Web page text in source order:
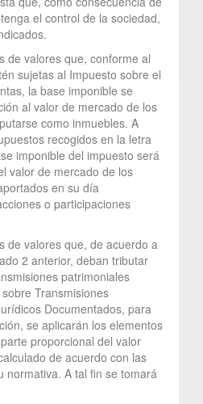
el control de la sociedad,
de valores que, conforme al
sujetas al Impuesto sobre el
la base imponible se
al valor de mercado de los
como inmuebles. A
recogidos en la letra
imponible del impuesto será
valor de mercado de los
en su día
o participaciones
de valores que, de acuerdo a
2 anterior, deban tributar
patrimoniales
Transmisiones
Documentados, para
se aplicarán los elementos
proporcional del valor
de acuerdo con las
normativa. A tal fin se tomará